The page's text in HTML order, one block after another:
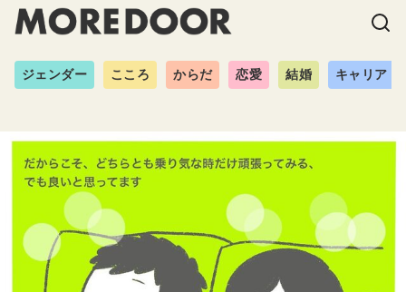
ジェンダー こころ からだ 恋愛 結婚 キャリア